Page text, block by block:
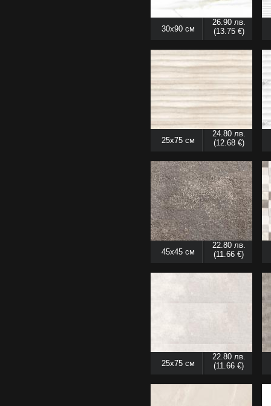
30x90 см
26.90 лв.
(13.75 €)
25x75 см
24.80 лв.
(12.68 €)
45x45 см
22.80 лв.
(11.66 €)
25x75 см
22.80 лв.
(11.66 €)